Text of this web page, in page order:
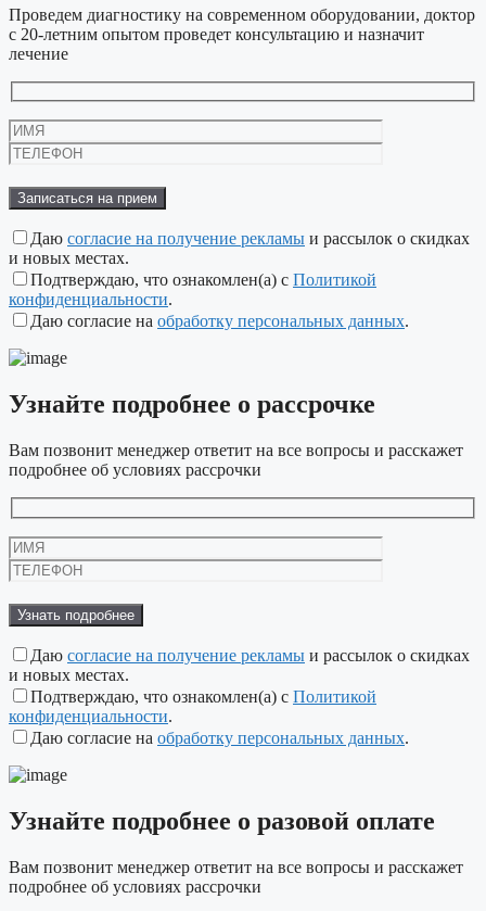
Проведем диагностику на современном оборудовании, доктор
с 20-летним опытом проведет консультацию и назначит
лечение
это
поле
пустым.
Даю согласие на получение рекламы и рассылок о скидках
и новых местах.
Подтверждаю, что ознакомлен(а) с Политикой
конфиденциальности.
Даю согласие на обработку персональных данных.
Узнайте подробнее о рассрочке
Вам позвонит менеджер ответит на все вопросы и расскажет
подробнее об условиях рассрочки
это
поле
пустым.
Даю согласие на получение рекламы и рассылок о скидках
и новых местах.
Подтверждаю, что ознакомлен(а) с Политикой
конфиденциальности.
Даю согласие на обработку персональных данных.
Узнайте подробнее о разовой оплате
Вам позвонит менеджер ответит на все вопросы и расскажет
подробнее об условиях рассрочки